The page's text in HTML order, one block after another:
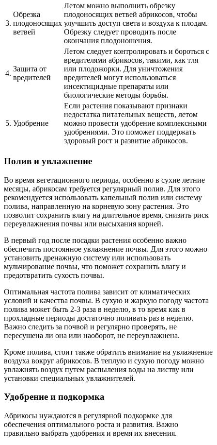
3.
Обрезка
плодоносящих
ветвей
Летом можно выполнить обрезку
плодоносящих ветвей абрикосов, чтобы
улучшить доступ света и воздуха к плодам.
Обрезку следует проводить после
окончания плодоношения.
4.
Защита от
вредителей
Летом следует контролировать и бороться с
вредителями абрикосов, такими, как тля
или плодожорки. Для уничтожения
вредителей могут использоваться
инсектицидные препараты или
биологические методы борьбы.
5. Удобрение
Если растения показывают признаки
недостатка питательных веществ, летом
можно провести удобрение комплексными
удобрениями. Это поможет поддержать
здоровый рост и развитие абрикосов.
Полив и увлажнение
Во время вегетационного периода, особенно в сухие летние
месяцы, абрикосам требуется регулярный полив. Для этого
рекомендуется использовать капельный полив или систему
полива, направленную на корневую зону растения. Это
позволит сохранить влагу на длительное время, снизить риск
переувлажнения почвы или высыхания корней.
В первый год после посадки растения особенно важно
обеспечить постоянное увлажнение почвы. Для этого можно
установить дренажную систему или использовать
мульчирование почвы, что поможет сохранить влагу и
предотвратить сухость почвы.
Оптимальная частота полива зависит от климатических
условий и качества почвы. В сухую и жаркую погоду частота
полива может быть 2-3 раза в неделю, в то время как в
прохладные периоды достаточно поливать раз в неделю.
Важно следить за почвой и регулярно проверять, не
пересушена ли она или наоборот, не переувлажнена.
Кроме полива, стоит также обратить внимание на увлажнение
воздуха вокруг абрикосов. В теплую и сухую погоду можно
увлажнять воздух путем распыления воды на листву или
установки специальных увлажнителей.
Удобрение и подкормка
Абрикосы нуждаются в регулярной подкормке для
обеспечения оптимального роста и развития. Важно
правильно выбрать удобрения и время их внесения.